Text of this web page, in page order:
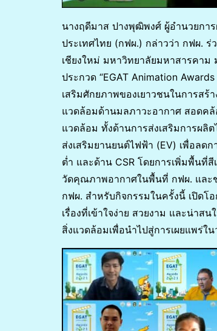
นางฤดีมาส ปางพุฒิพงศ์ ผู้อำนวยกา
ประเทศไทย (กฟผ.) กล่าวว่า กฟผ.
เชียงใหม่ มหาวิทยาลัยมหาสารคา
ประกวด “EGAT Animation
เสริมศักยภาพของเยาวชนในการส
แวดล้อมด้านมลภาวะอากาศ สอดค
แวดล้อม ทั้งด้านการส่งเสริมการผลิ
ส่งเสริมยานยนต์ไฟฟ้า (EV) เพื่อลด
ต่ำ และด้าน CSR โดยการเพิ่มพื้นที่
วัดคุณภาพอากาศในพื้นที่ กฟผ. และชุ
กฟผ. สำหรับกิจกรรมในครั้งนี้ เปิดโ
เรื่องที่เข้าใจง่าย สวยงาม และน่า
สิ่งแวดล้อมเพื่อนำไปสู่การเผยแพร่ใน